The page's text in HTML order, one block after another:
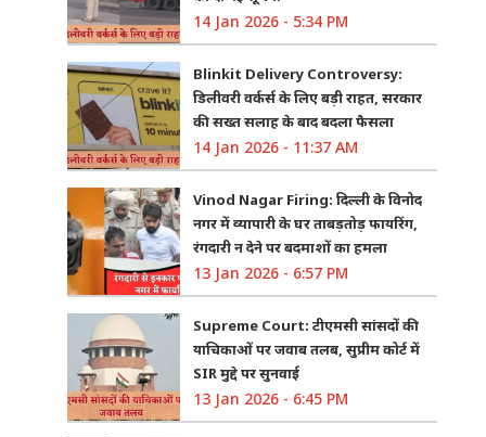
14 Jan 2026 - 5:34 PM
Blinkit Delivery Controversy:
डिलीवरी वर्कर्स के लिए बड़ी राहत, सरकार
की सख्त सलाह के बाद बदला फैसला
14 Jan 2026 - 11:37 AM
Vinod Nagar Firing: दिल्ली के विनोद
नगर में व्यापारी के घर ताबड़तोड़ फायरिंग,
रंगदारी न देने पर बदमाशों का हमला
13 Jan 2026 - 6:57 PM
Supreme Court: टीएमसी सांसदों की
याचिकाओं पर जवाब तलब, सुप्रीम कोर्ट में
SIR मुद्दे पर सुनवाई
13 Jan 2026 - 6:45 PM